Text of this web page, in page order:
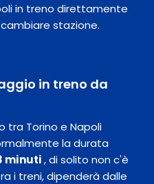
in treno direttamente
stazione.
in treno da
tra Torino e Napoli
la durata
minuti, di solito non c'è
i treni, dipenderà dalle